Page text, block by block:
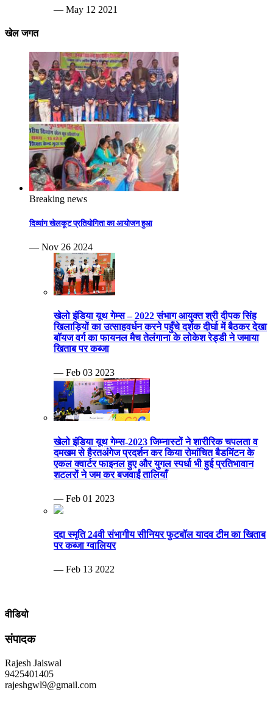
— May 12 2021
खेल जगत
Breaking news
दिव्यांग खेलकूट प्रतियोगिता का आयोजन हुआ
— Nov 26 2024
खेलो इंडिया यूथ गेम्स – 2022 संभाग आयुक्त श्री दीपक सिंह
खिलाड़ियों का उत्साहवर्धन करने पहुँचे दर्शक दीर्घा में बैठकर देखा
बॉयज वर्ग का फायनल मैच तेलंगाना के लोकेश रेड्डी ने जमाया
खिताब पर कब्जा
— Feb 03 2023
खेलो इंडिया यूथ गेम्स-2023 जिम्नास्टों ने शारीरिक चपलता व
दमखम से हैरतअंगेज प्रदर्शन कर किया रोमांचित बैडमिंटन के
एकल क्वार्टर फाइनल हुए और युगल स्पर्धा भी हुई प्रतिभावान
शटलरों ने जम कर बजवाईं तालियाँ
— Feb 01 2023
दद्दा स्मृति 24वी संभागीय सीनियर फुटबॉल यादव टीम का खिताब
पर कब्जा ग्वालियर
— Feb 13 2022
वीडियो
संपादक
Rajesh Jaiswal
9425401405
rajeshgwl9@gmail.com